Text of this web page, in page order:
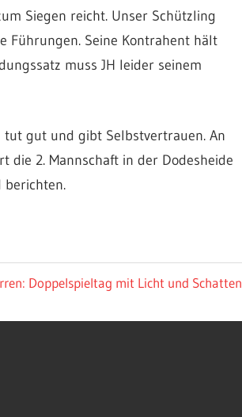
Siegen reicht. Unser Schützling
Führungen. Seine Kontrahent hält
muss JH leider seinem
tut gut und gibt Selbstvertrauen. An
die 2. Mannschaft in der Dodesheide
berichten.
Doppelspieltag mit Licht und Schatten